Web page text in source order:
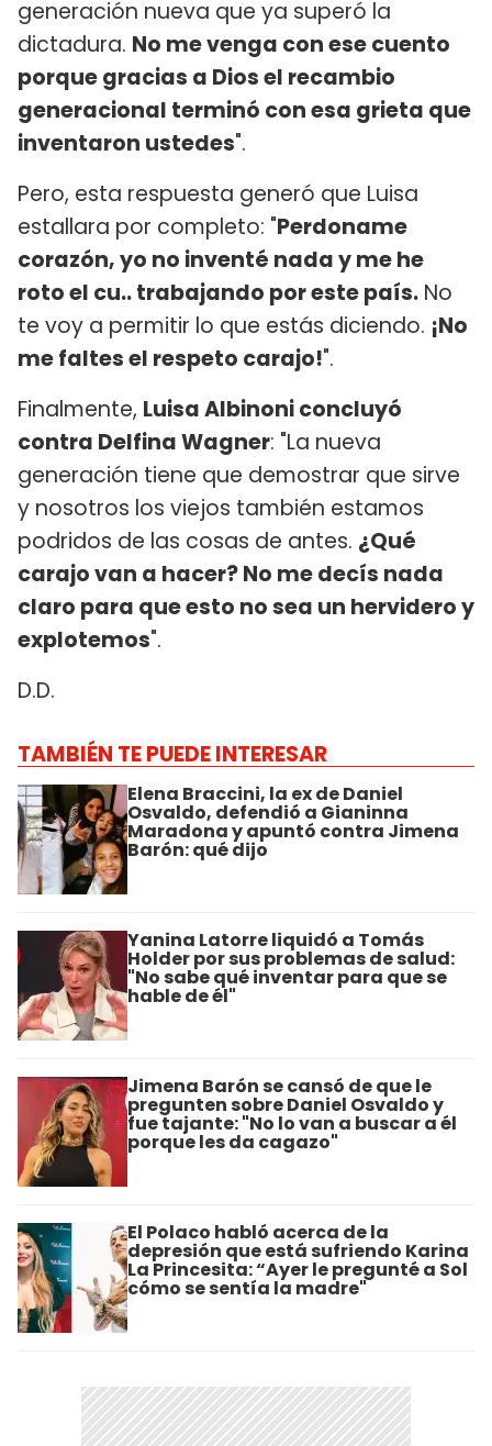
generación nueva que ya superó la
dictadura. No me venga con ese cuento
porque gracias a Dios el recambio
generacional terminó con esa grieta que
inventaron ustedes".
Pero, esta respuesta generó que Luisa
estallara por completo: "Perdoname
corazón, yo no inventé nada y me he
roto el cu.. trabajando por este país. No
te voy a permitir lo que estás diciendo. ¡No
me faltes el respeto carajo!".
Finalmente, Luisa Albinoni concluyó
contra Delfina Wagner: "La nueva
generación tiene que demostrar que sirve
y nosotros los viejos también estamos
podridos de las cosas de antes. ¿Qué
carajo van a hacer? No me decís nada
claro para que esto no sea un hervidero y
explotemos".
D.D.
TAMBIÉN TE PUEDE INTERESAR
Elena Braccini, la ex de Daniel
Osvaldo, defendió a Gianinna
Maradona y apuntó contra Jimena
Barón: qué dijo
Yanina Latorre liquidó a Tomás
Holder por sus problemas de salud:
"No sabe qué inventar para que se
hable de él"
Jimena Barón se cansó de que le
pregunten sobre Daniel Osvaldo y
fue tajante: "No lo van a buscar a él
porque les da cagazo"
El Polaco habló acerca de la
depresión que está sufriendo Karina
La Princesita: “Ayer le pregunté a Sol
cómo se sentía la madre"